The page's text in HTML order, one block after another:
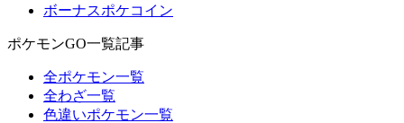
ボーナスポケコイン
ポケモンGO一覧記事
全ポケモン一覧
全わざ一覧
色違いポケモン一覧